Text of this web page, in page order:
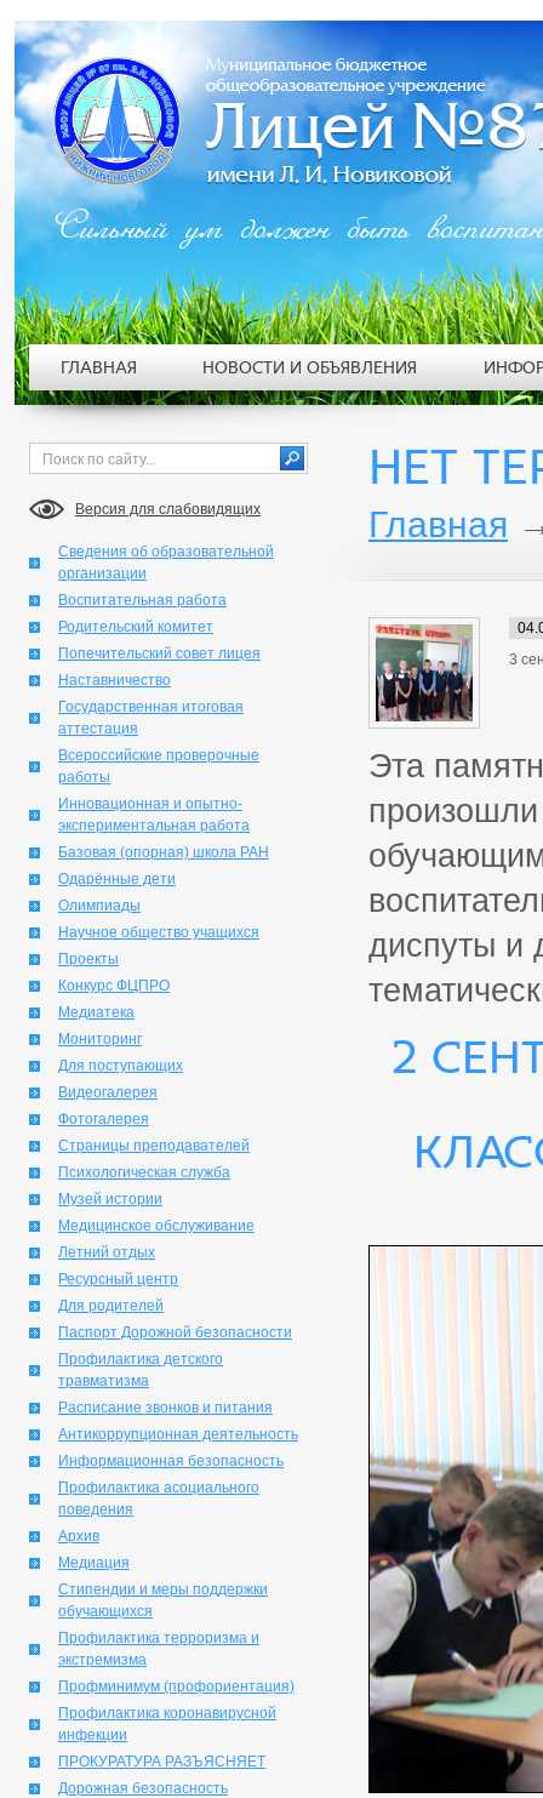
Версия для слабовидящих
Сведения об образовательной
организации
Воспитательная работа
Родительский комитет
Попечительский совет лицея
Наставничество
Государственная итоговая
аттестация
Всероссийские проверочные
работы
Инновационная и опытно-
экспериментальная работа
Базовая (опорная) школа РАН
Одарённые дети
Олимпиады
Научное общество учащихся
Проекты
Конкурс ФЦПРО
Медиатека
Мониторинг
Для поступающих
Видеогалерея
Фотогалерея
Страницы преподавателей
Психологическая служба
Музей истории
Медицинское обслуживание
Летний отдых
Ресурсный центр
Для родителей
Паспорт Дорожной безопасности
Профилактика детского
травматизма
Расписание звонков и питания
Антикоррупционная деятельность
Информационная безопасность
Профилактика асоциального
поведения
Архив
Медиация
Стипендии и меры поддержки
обучающихся
Профилактика терроризма и
экстремизма
Профминимум (профориентация)
Профилактика коронавирусной
инфекции
ПРОКУРАТУРА РАЗЪЯСНЯЕТ
Дорожная безопасность
НЕТ
Главная
3
Эта
диспуты и
2
Сильный ум должен быть
ГЛАВНАЯ НОВОСТИ И ОБЪЯВЛЕНИЯ